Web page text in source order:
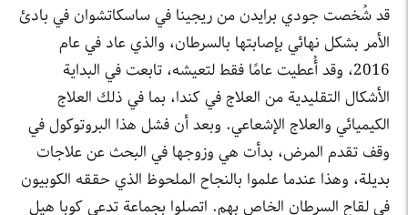
قد شُخصت جودي برايدن من ريجينا في ساسكاتشوان في بادئ
الأمر بشكل نهائي بإصابتها بالسرطان، والذي عاد في عام
2016، وقد أُعطيت عامًا فقط لتعيشه، تابعت في البداية
الأشكال التقليدية من العلاج في كندا، بما في ذلك العلاج
الكيميائي والعلاج الإشعاعي. وبعد أن فشل هذا البروتوكول في
وقف تقدم المرض، بدأت هي وزوجها في البحث عن علاجات
بديلة، وهذا عندما علموا بالنجاح الملحوظ الذي حققه الكوبيون
في لقاح السرطان الخاص بهم. اتصلوا بجماعة تدعى كوبا هيل